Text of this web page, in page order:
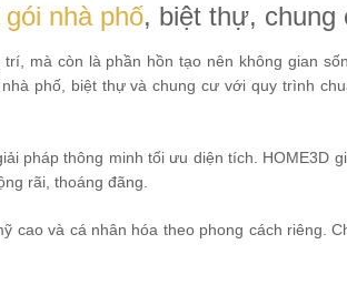
nhà phố, biệt thự, chung
mà còn là phần hồn tạo nên không gian
phố, biệt thự và chung cư với quy trình
pháp thông minh tối ưu diện tích. HOME3D
rãi, thoáng đãng.
cao và cá nhân hóa theo phong cách riêng.